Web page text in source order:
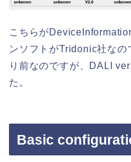
こちらが
ンソフトがTridonic社なの
り前なのですが、DALI
た。
Basic